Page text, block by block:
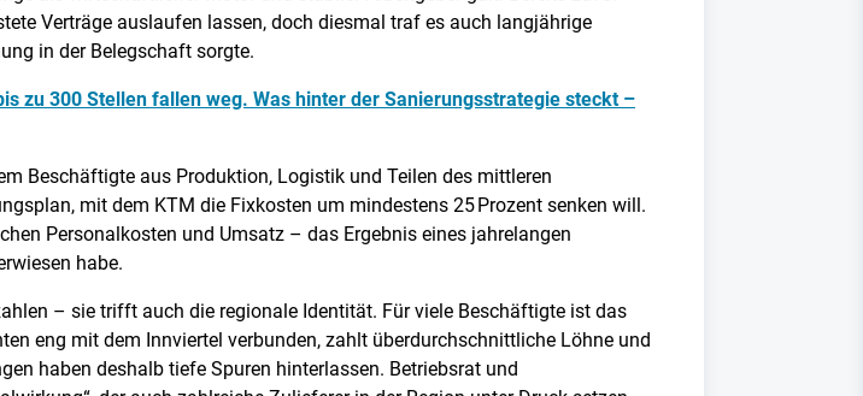
Verträge auslaufen lassen, doch diesmal traf es auch langjährige
in der Belegschaft sorgte.
zu 300 Stellen fallen weg. Was hinter der Sanierungsstrategie steckt –
Beschäftigte aus Produktion, Logistik und Teilen des mittleren
mit dem KTM die Fixkosten um mindestens 25 Prozent senken will.
Personalkosten und Umsatz – das Ergebnis eines jahrelangen
habe.
– sie trifft auch die regionale Identität. Für viele Beschäftigte ist das
eng mit dem Innviertel verbunden, zahlt überdurchschnittliche Löhne und
haben deshalb tiefe Spuren hinterlassen. Betriebsrat und